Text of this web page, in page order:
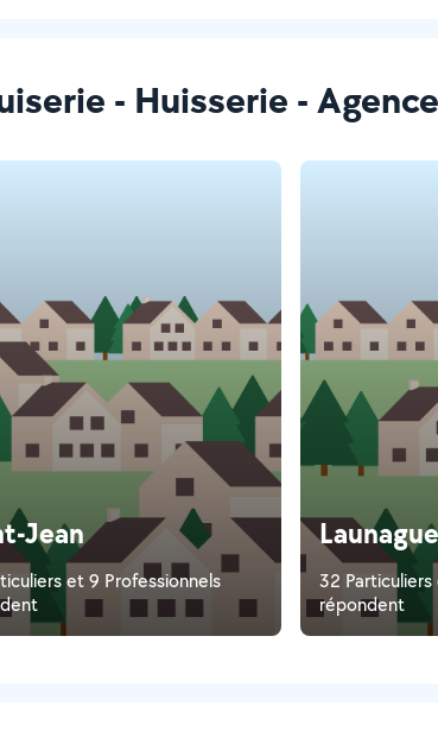
- Huisserie -
Jean
et 9 Professionnels
32 Particuliers
répondent